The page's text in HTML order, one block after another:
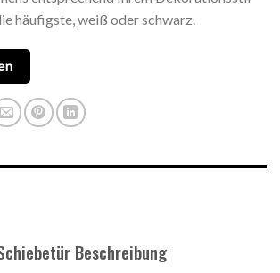
häufigste, weiß oder schwarz.
Beschreibung